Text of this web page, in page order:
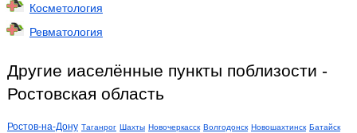
Косметология
Ревматология
Другие иаселённые пункты поблизости -
Ростовская область
Ростов-на-Дону Таганрог Шахты Новочеркасск Волгодонск Новошахтинск Батайск